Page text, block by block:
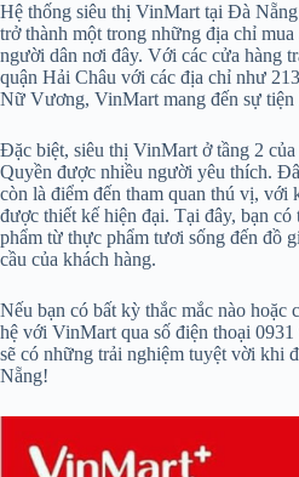
Hệ thống siêu thị VinMart tại Đà
trở thành một trong những địa chỉ mua
người dân nơi đây. Với các cửa hàng
quận Hải Châu với các địa chỉ như
Nữ Vương, VinMart mang đến sự tiện
Đặc biệt, siêu thị VinMart ở tầng 2
Quyền được nhiều người yêu thích.
còn là điểm đến tham quan thú vị, với
được thiết kế hiện đại. Tại đây, bạn có
phẩm từ thực phẩm tươi sống đến đồ
cầu của khách hàng.
Nếu bạn có bất kỳ thắc mắc nào hoặc
hệ với VinMart qua số điện thoại
sẽ có những trải nghiệm tuyệt vời khi
Nẵng!